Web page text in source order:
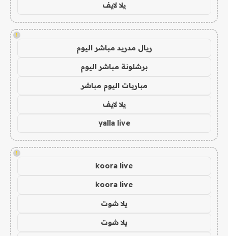
يلا لايف
!
ريال مدريد مباشر اليوم
برشلونة مباشر اليوم
مباريات اليوم مباشر
يلا لايف
yalla live
!
koora live
koora live
يلا شوت
يلا شوت